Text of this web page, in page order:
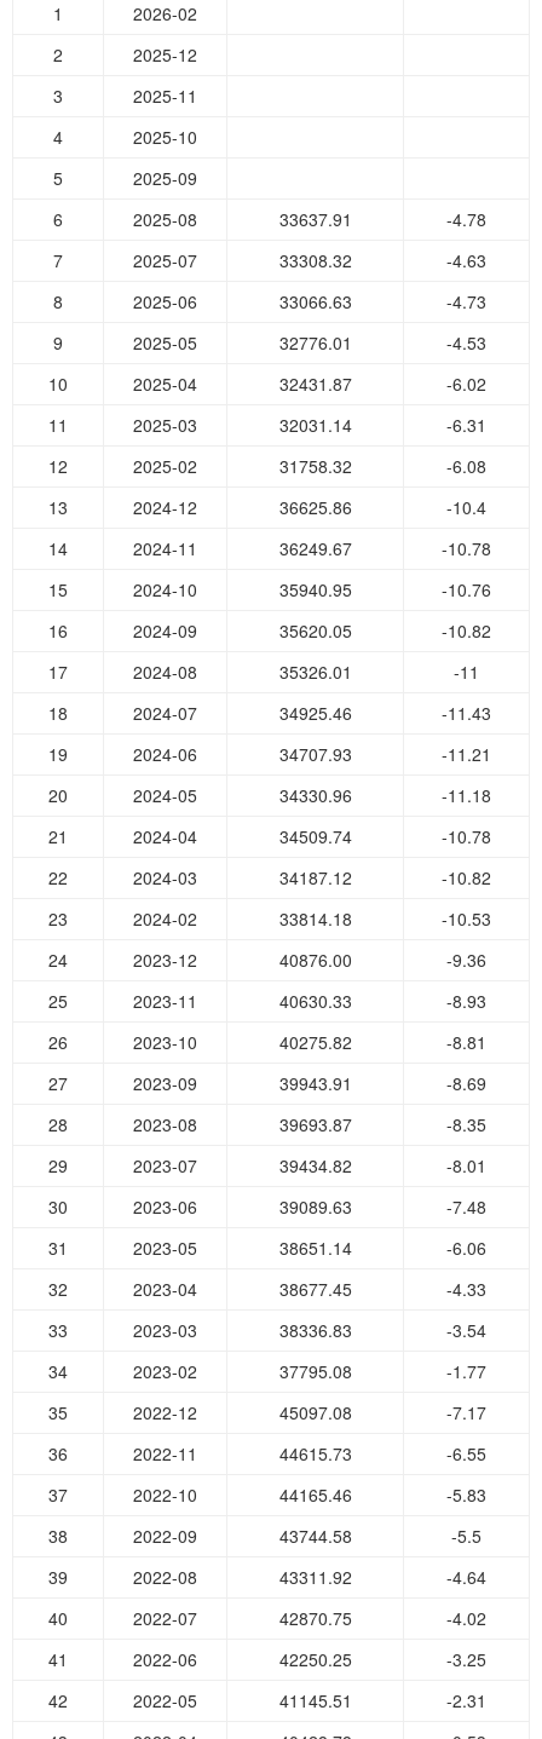
1
2026-02
2
2025-12
3
2025-11
4
2025-10
5
2025-09
6
2025-08 33637.91
-4.78
7
2025-07 33308.32
-4.63
8
2025-06 33066.63
-4.73
9
2025-05 32776.01
-4.53
10
2025-04 32431.87
-6.02
11
2025-03 32031.14
-6.31
12
2025-02 31758.32
-6.08
13
2024-12 36625.86
-10.4
14
2024-11 36249.67
-10.78
15
2024-10 35940.95
-10.76
16
2024-09 35620.05
-10.82
17
2024-08 35326.01
-11
18
2024-07 34925.46
-11.43
19
2024-06 34707.93
-11.21
20
2024-05 34330.96
-11.18
21
2024-04 34509.74
-10.78
22
2024-03 34187.12
-10.82
23
2024-02 33814.18
-10.53
24
2023-12 40876.00
-9.36
25
2023-11 40630.33
-8.93
26
2023-10 40275.82
-8.81
27
2023-09 39943.91
-8.69
28
2023-08 39693.87
-8.35
29
2023-07 39434.82
-8.01
30
2023-06 39089.63
-7.48
31
2023-05 38651.14
-6.06
32
2023-04 38677.45
-4.33
33
2023-03 38336.83
-3.54
34
2023-02 37795.08
-1.77
35
2022-12 45097.08
-7.17
36
2022-11 44615.73
-6.55
37
2022-10 44165.46
-5.83
38
2022-09 43744.58
-5.5
39
2022-08 43311.92
-4.64
40
2022-07 42870.75
-4.02
41
2022-06 42250.25
-3.25
42
2022-05 41145.51
-2.31